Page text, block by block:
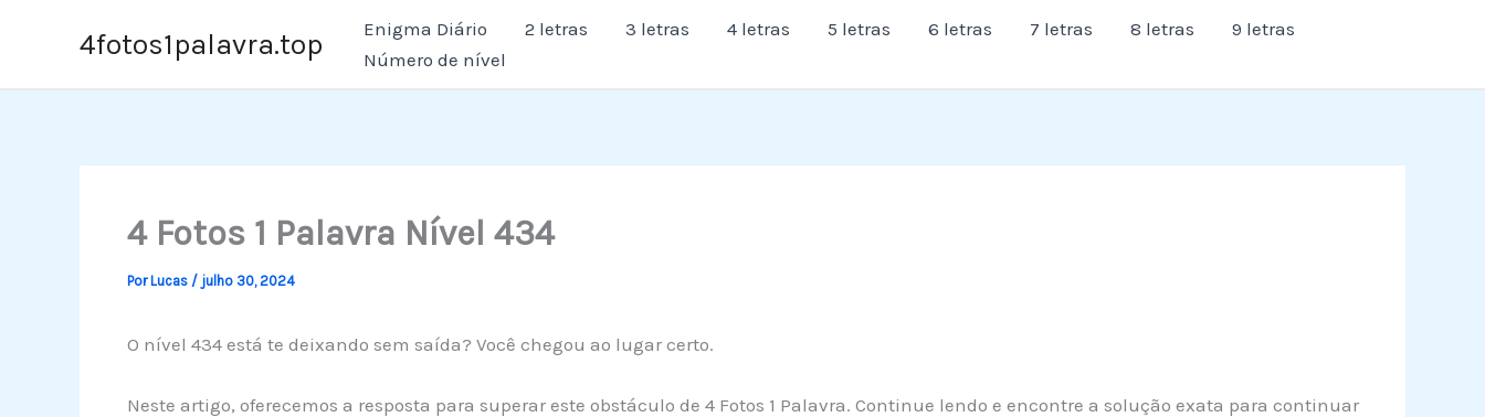
4fotos1palavra.top Enigma Diário 2 letras 3 letras 4 letras 5 letras 6 letras 7 letras 8 letras
9 letras
Número de nível
4 Fotos 1 Palavra Nível 434
PorLucas / julho 30, 2024
O nível 434 está te deixando sem saída? Você chegou ao lugar certo.
Neste artigo, oferecemos a resposta para superar este obstáculo de 4 Fotos 1 Palavra. Continue lendo e encontre a solução exata para continuar